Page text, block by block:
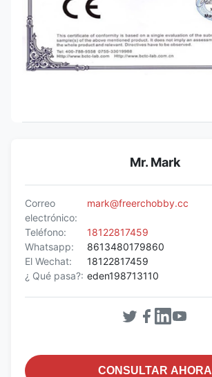
Mr. Mark
Correo
electrónico:
mark@freerchobby.cc
Teléfono:
18122817459
Whatsapp:
8613480179860
El Wechat:
18122817459
¿ Qué pasa?: eden198713110
CONSULTAR AHORA